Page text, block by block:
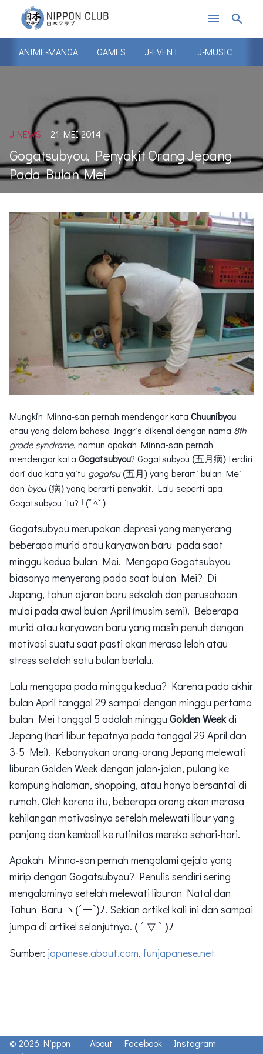
menu search
ANIME-MANGA GAMES J-EVENT J-MUSIC J-
J-NEWS 21 MEI 2014
Gogatsubyou, Penyakit Orang Jepang
Pada Bulan Mei
Mungkin Minna-san pernah mendengar kata Chuunibyou
atau yang dalam bahasa Inggris dikenal dengan nama 8th
grade syndrome, namun apakah Minna-san pernah
mendengar kata Gogatsubyou? Gogatsubyou (五月病) terdiri
dari dua kata yaitu gogatsu (五月) yang berarti bulan Mei
dan byou (病) yang berarti penyakit. Lalu seperti apa
Gogatsubyou itu? ｢(ﾟﾍﾟ)
Gogatsubyou merupakan depresi yang menyerang
beberapa murid atau karyawan baru pada saat
minggu kedua bulan Mei. Mengapa Gogatsubyou
biasanya menyerang pada saat bulan Mei? Di
Jepang, tahun ajaran baru sekolah dan perusahaan
mulai pada awal bulan April (musim semi). Beberapa
murid atau karyawan baru yang masih penuh dengan
motivasi suatu saat pasti akan merasa lelah atau
stress setelah satu bulan berlalu.
Lalu mengapa pada minggu kedua? Karena pada akhir
bulan April tanggal 29 sampai dengan minggu pertama
bulan Mei tanggal 5 adalah minggu Golden Weekdi
Jepang (hari libur tepatnya pada tanggal 29 April dan
3-5 Mei). Kebanyakan orang-orang Jepang melewati
liburan Golden Week dengan jalan-jalan, pulang ke
kampung halaman, shopping, atau hanya bersantai di
rumah. Oleh karena itu, beberapa orang akan merasa
kehilangan motivasinya setelah melewati libur yang
panjang dan kembali ke rutinitas mereka sehari-hari.
Apakah Minna-san pernah mengalami gejala yang
mirip dengan Gogatsubyou? Penulis sendiri sering
mengalaminya setelah melewati liburan Natal dan
Tahun Baru ヽ(´ー`)ﾉ. Sekian artikel kali ini dan sampai
jumpa di artikel selanjutnya. ( ´ ▽ ` )ﾉ
Sumber: japanese.about.com, funjapanese.net
© 2026 Nippon
About Facebook
Instagram